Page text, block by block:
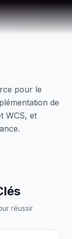
pour le
de
WCS, et
réussir